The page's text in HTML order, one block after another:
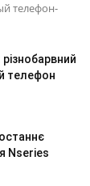
телефон-
телефон
Nseries